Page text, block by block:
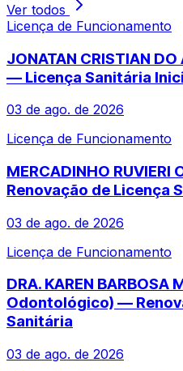
Ver todos
Licença de Funcionamento
JONATAN CRISTIAN
— Licença Sanitária
03 de ago. de 2026
Licença de Funcionamento
MERCADINHO RUVIERI
Renovação de Licença
03 de ago. de 2026
Licença de Funcionamento
DRA. KAREN
Odontológico) —
Sanitária
03 de ago. de 2026